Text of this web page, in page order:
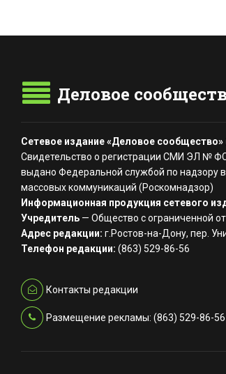
Деловое
Сетевое издание «Деловое сообщество»
Свидетельство о регистрации СМИ ЭЛ №
выдано Федеральной службой по надзору
массовых коммуникаций (Роскомнадзор)
Информационная продукция сетевого
Учредитель — Общество с ограниченной
Адрес редакции: г.Ростов-на-Дону, пер.
Телефон редакции: (863) 529-86-56
Контакты редакции
Размещение рекламы: (863) 529-86-56